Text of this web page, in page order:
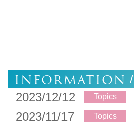
INFORMATION /
2023/12/12
Topics
2023/11/17
Topics